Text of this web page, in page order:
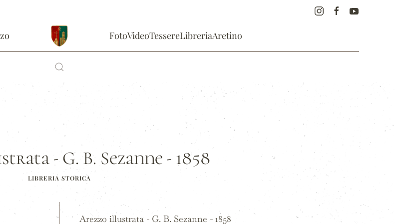
FotoVideoTessereLibreriaAretino
- G. B. Sezanne - 1858
LIBRERIA STORICA
Arezzo illustrata - G. B. Sezanne - 1858